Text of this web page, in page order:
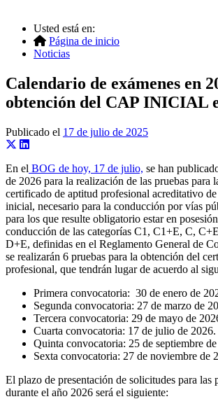
Usted está en:
Página de inicio
Noticias
Calendario de exámenes en
obtención del CAP INICIAL
Publicado el 17 de julio de 2025
En el BOG de hoy, 17 de julio, se han
de 2026 para la realización de las pruebas para
certificado de aptitud profesional acreditativo
inicial, necesario para la conducción por vías
para los que resulte obligatorio estar en
conducción de las categorías C1, C1+E, C,
D+E, definidas en el Reglamento General de
se realizarán 6 pruebas para la obtención del
profesional, que tendrán lugar de acuerdo al
Primera convocatoria: 30 de enero de
Segunda convocatoria: 27 de marzo de
Tercera convocatoria: 29 de mayo de
Cuarta convocatoria: 17 de julio de 2026.
Quinta convocatoria: 25 de septiembre
Sexta convocatoria: 27 de noviembre de
El plazo de presentación de solicitudes para las
durante el año 2026 será el siguiente: